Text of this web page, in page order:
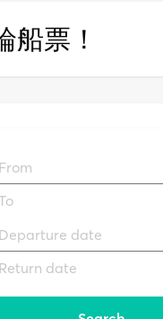
船票！